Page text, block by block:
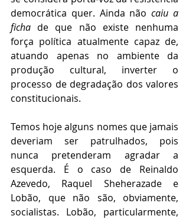
democrática quer. Ainda não caiu a
ficha de que não existe nenhuma
força política atualmente capaz de,
atuando apenas no ambiente da
produção cultural, inverter o
processo de degradação dos valores
constitucionais.
Temos hoje alguns nomes que jamais
deveriam ser patrulhados, pois
nunca pretenderam agradar a
esquerda. É o caso de Reinaldo
Azevedo, Raquel Sheherazade e
Lobão, que não são, obviamente,
socialistas. Lobão, particularmente,